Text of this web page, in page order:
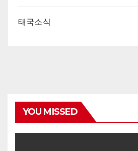
태국소식
YOU MISSED